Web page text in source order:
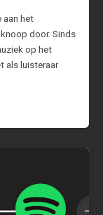
aan het
door. Sinds
op het
als luisteraar